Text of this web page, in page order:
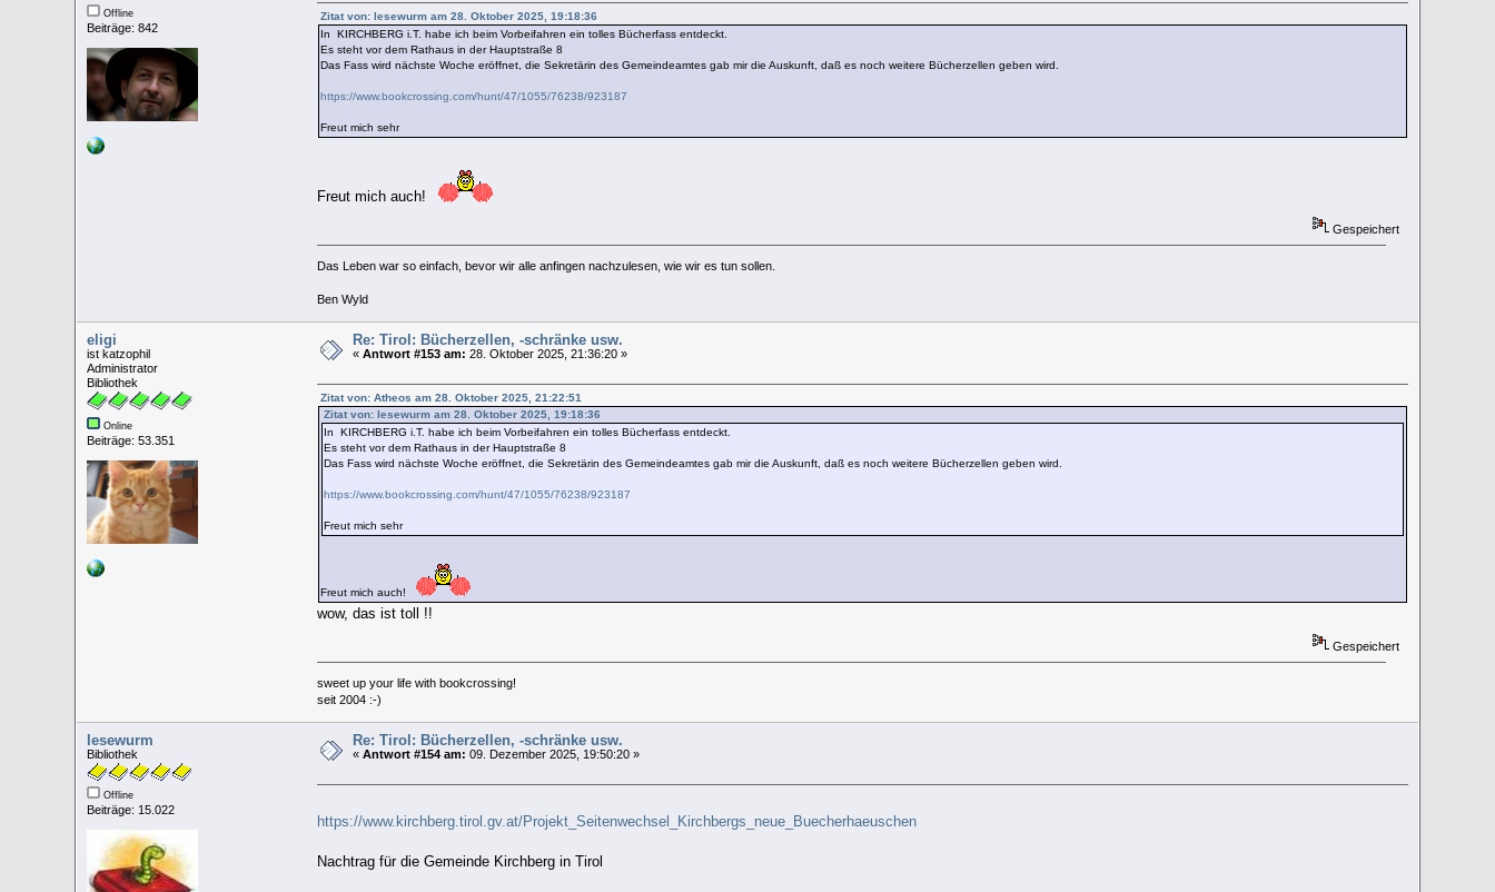
Offline
Beiträge: 842
Zitat von: lesewurm am 28. Oktober 2025, 19:18:36
In KIRCHBERG i.T. habe ich beim Vorbeifahren ein tolles Bücherfass entdeckt.
Es steht vor dem Rathaus in der Hauptstraße 8
Das Fass wird nächste Woche eröffnet, die Sekretärin des Gemeindeamtes gab mir die Auskunft, daß es noch weitere Bücherzellen geben wird.
https://www.bookcrossing.com/hunt/47/1055/76238/923187
Freut mich sehr
Freut mich auch!
Gespeichert
Das Leben war so einfach, bevor wir alle anfingen nachzulesen, wie wir es tun sollen.
Ben Wyld
eligi
ist katzophil
Administrator
Bibliothek
Online
Beiträge: 53.351
Re: Tirol: Bücherzellen, -schränke usw.
«Antwort #153 am: 28. Oktober 2025, 21:36:20 »
Zitat von: Atheos am 28. Oktober 2025, 21:22:51
Zitat von: lesewurm am 28. Oktober 2025, 19:18:36
In KIRCHBERG i.T. habe ich beim Vorbeifahren ein tolles Bücherfass entdeckt.
Es steht vor dem Rathaus in der Hauptstraße 8
Das Fass wird nächste Woche eröffnet, die Sekretärin des Gemeindeamtes gab mir die Auskunft, daß es noch weitere Bücherzellen geben wird.
https://www.bookcrossing.com/hunt/47/1055/76238/923187
Freut mich sehr
Freut mich auch!
wow, das ist toll !!
Gespeichert
sweet up your life with bookcrossing!
seit 2004 :-)
lesewurm
Bibliothek
Offline
Beiträge: 15.022
Re: Tirol: Bücherzellen, -schränke usw.
«Antwort #154 am: 09. Dezember 2025, 19:50:20 »
https://www.kirchberg.tirol.gv.at/Projekt_Seitenwechsel_Kirchbergs_neue_Buecherhaeuschen
Nachtrag für die Gemeinde Kirchberg in Tirol